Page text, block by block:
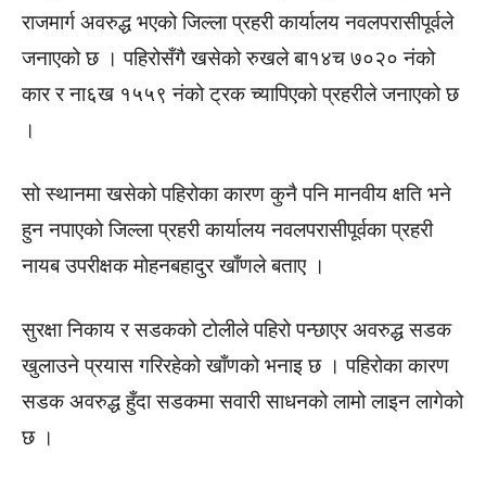
राजमार्ग अवरुद्ध भएको जिल्ला प्रहरी कार्यालय नवलपरासीपूर्वले
जनाएको छ । पहिरोसँगै खसेको रुखले बा१४च ७०२० नंको
कार र ना६ख १५५९ नंको ट्रक च्यापिएको प्रहरीले जनाएको छ
।
सो स्थानमा खसेको पहिरोका कारण कुनै पनि मानवीय क्षति भने
हुन नपाएको जिल्ला प्रहरी कार्यालय नवलपरासीपूर्वका प्रहरी
नायब उपरीक्षक मोहनबहादुर खाँणले बताए ।
सुरक्षा निकाय र सडकको टोलीले पहिरो पन्छाएर अवरुद्ध सडक
खुलाउने प्रयास गरिरहेको खाँणको भनाइ छ । पहिरोका कारण
सडक अवरुद्ध हुँदा सडकमा सवारी साधनको लामो लाइन लागेको
छ ।